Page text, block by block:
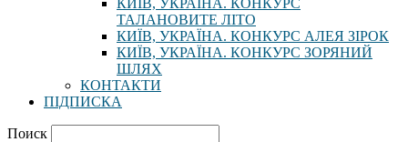
КИЇВ, УКРАЇНА. КОНКУРС
ТАЛАНОВИТЕ ЛІТО
КИЇВ, УКРАЇНА. КОНКУРС АЛЕЯ ЗІРОК
КИЇВ, УКРАЇНА. КОНКУРС ЗОРЯНИЙ
ШЛЯХ
КОНТАКТИ
ПІДПИСКА
Поиск